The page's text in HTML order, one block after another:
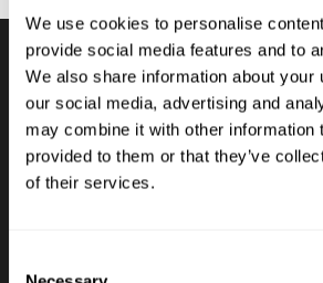
We use cookies to personalise
provide social media features and to
We also share information about your
our social media, advertising and
may combine it with other information
provided to them or that they’ve
of their services.
Testes de
cognitivas digitais
debilidades e fortalezas, a sua